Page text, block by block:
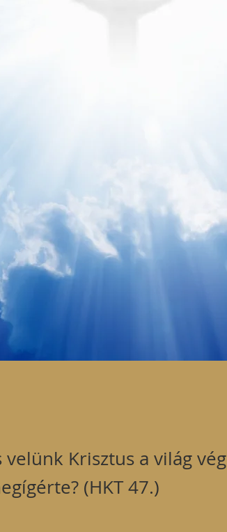
velünk Krisztus a világ
(HKT 47.)